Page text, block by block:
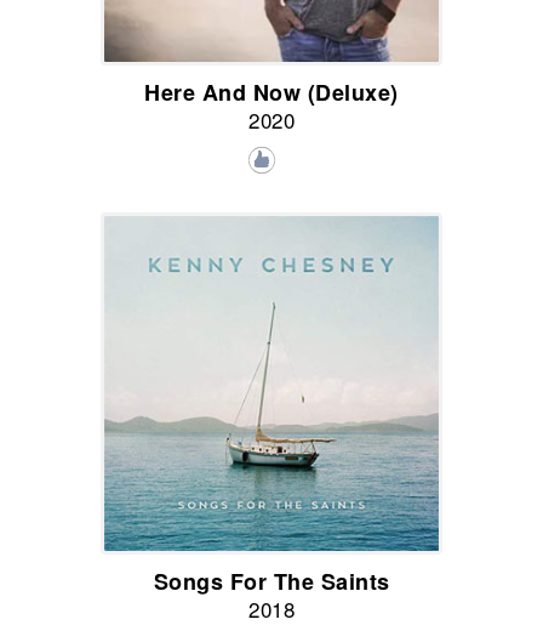
Here And Now (Deluxe)
2020
Songs For The Saints
2018